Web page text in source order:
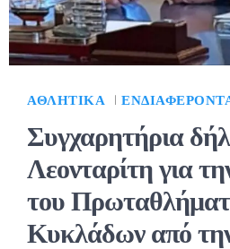
ΑΘΛΗΤΙΚΆ
Συγχαρητήρια
Λεονταρίτη για
του
Κυκλάδων από